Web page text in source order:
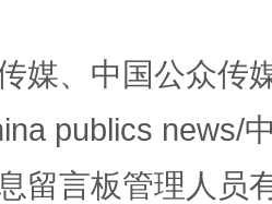
媒、中国公众传
publics news/
留言板管理人员